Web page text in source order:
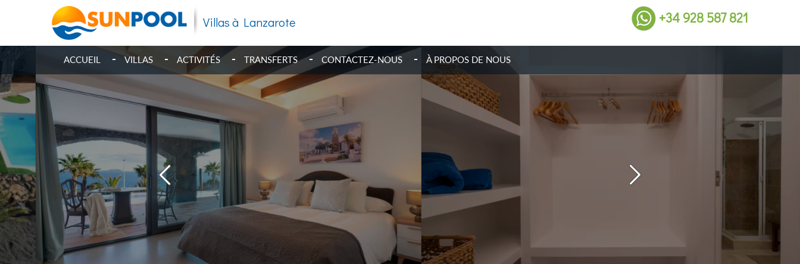
Villas à Lanzarote +34 928 587 821
ACCUEIL VILLAS ACTIVITÉS TRANSFERTS CONTACTEZ-NOUS À PROPOS DE NOUS